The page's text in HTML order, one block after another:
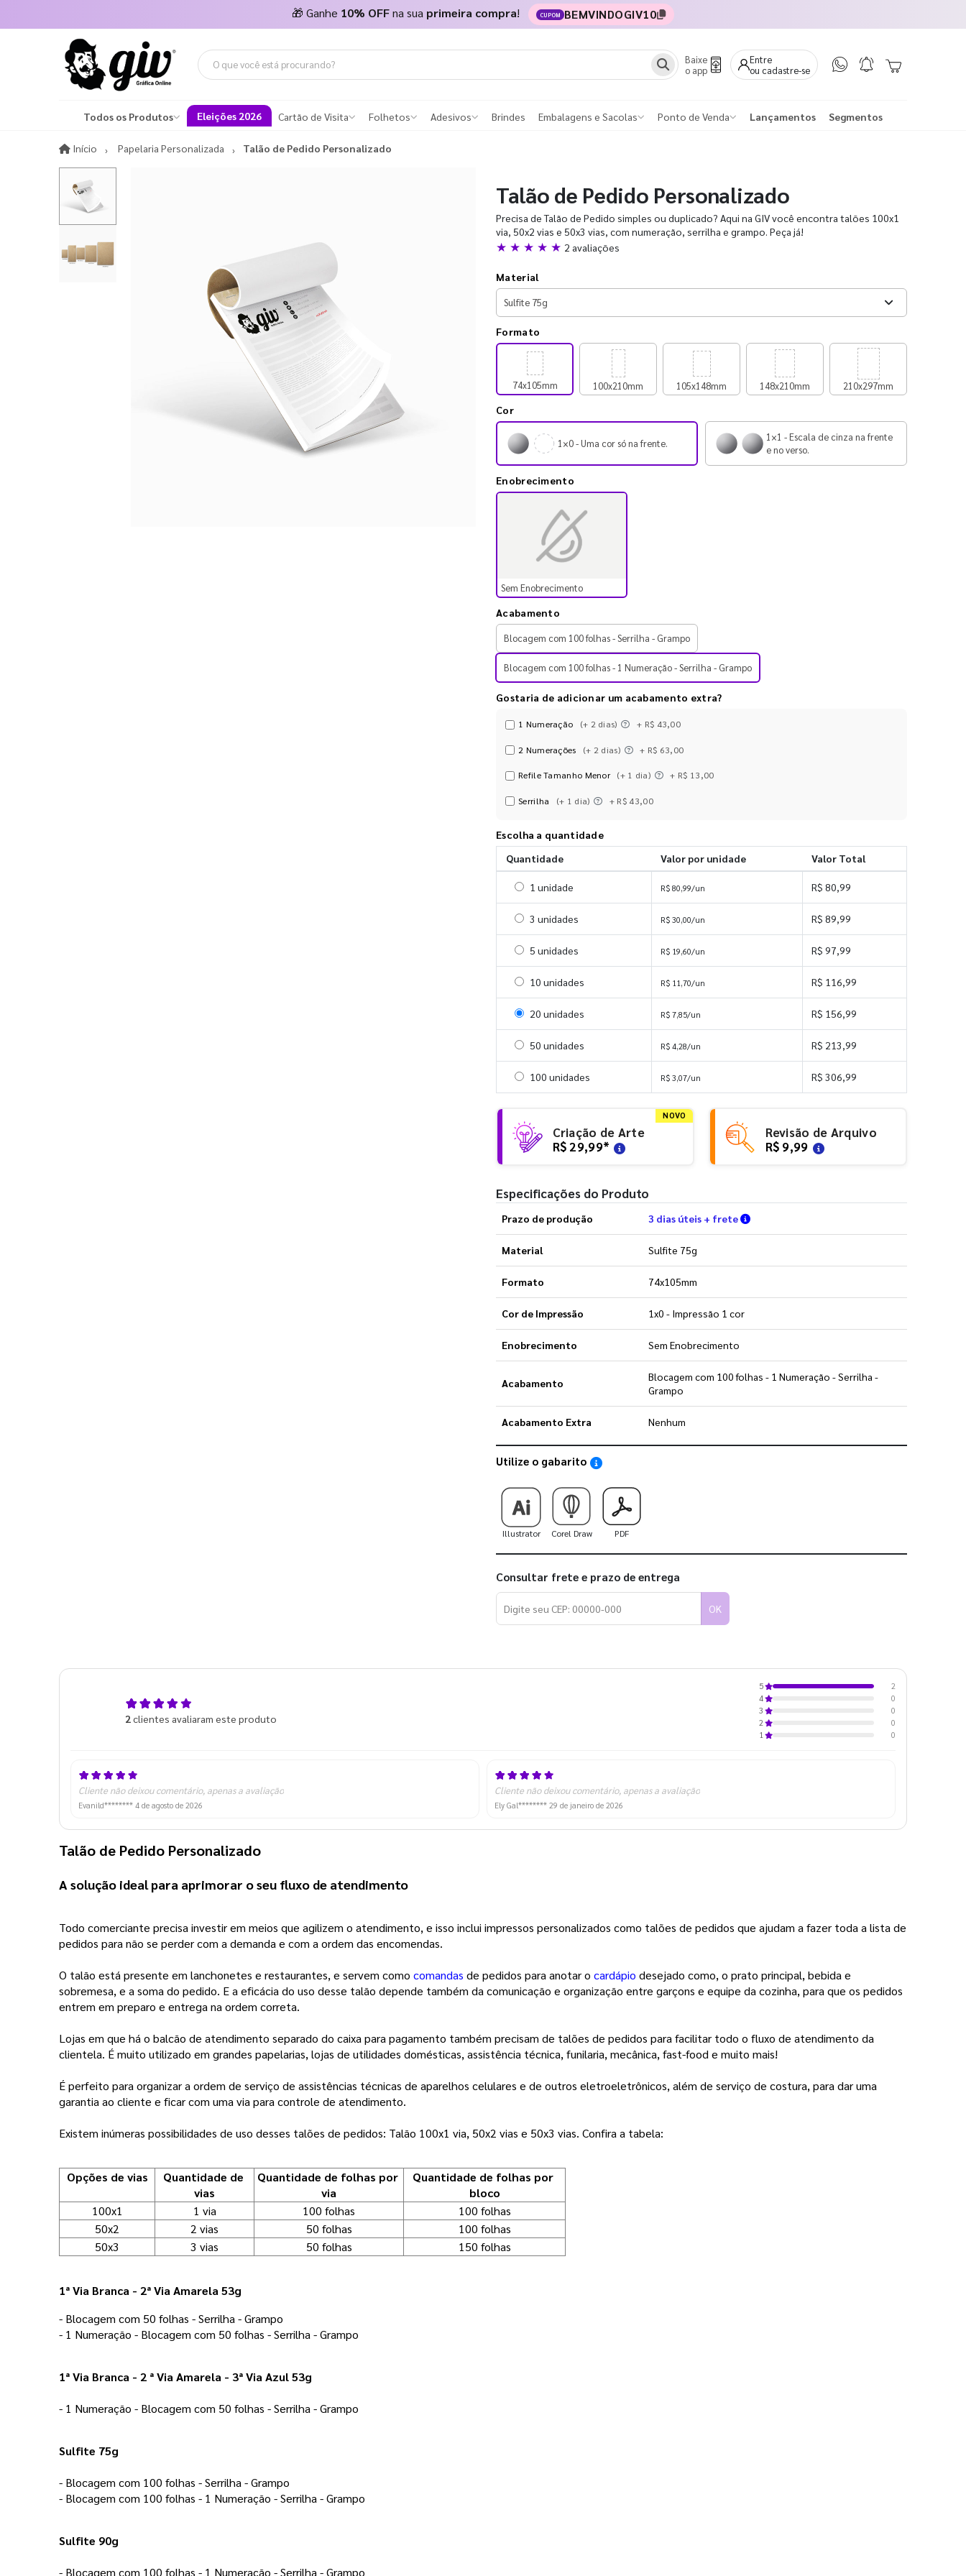
🎁 Ganhe 10% OFFna sua primeira compra! CUPOM BEMVINDOGIV10
Baixe
o app
Entre
ou cadastre-se
Todos os Produtos Eleições 2026 Cartão de Visita Folhetos Adesivos Brindes Embalagens e Sacolas Ponto de Venda Lançamentos Segmentos
Início InícioPapelaria Personalizada Talão de Pedido Personalizado
Talão de Pedido Personalizado
Precisa de Talão de Pedido simples ou duplicado? Aqui na GIV você encontra talões 100x1
via, 50x2 vias e 50x3 vias, com numeração, serrilha e grampo. Peça já!
★ ★ ★ ★ ★ 2 avaliações
Material
Formato
74x105mm 100x210mm 105x148mm 148x210mm 210x297mm
Cor
1×0 - Uma cor só na frente.
1×1 - Escala de cinza na frente
e no verso.
Enobrecimento
Sem Enobrecimento
Acabamento
Blocagem com 100 folhas - Serrilha - Grampo
Blocagem com 100 folhas - 1 Numeração - Serrilha - Grampo
Gostaria de adicionar um acabamento extra?
1 Numeração (+ 2 dias) + R$ 43,00
2 Numerações (+ 2 dias) + R$ 63,00
Refile Tamanho Menor (+ 1 dia) + R$ 13,00
Serrilha (+ 1 dia) + R$ 43,00
Escolha a quantidade
Quantidade
Valor por unidade Valor Total
Selecionar 1 unidade
1 unidade R$ 80,99/un R$ 80,99
Selecionar 3 unidades
3 unidades R$ 30,00/un R$ 89,99
Selecionar 5 unidades
5 unidades R$ 19,60/un R$ 97,99
Selecionar 10 unidades
10 unidades R$ 11,70/un R$ 116,99
Selecionar 20 unidades
20 unidades R$ 7,85/un R$ 156,99
Selecionar 50 unidades
50 unidades R$ 4,28/un R$ 213,99
Selecionar 100 unidades
100 unidades R$ 3,07/un R$ 306,99
NOVO
Criação de Arte
R$ 29,99*
Revisão de Arquivo
R$ 9,99
Especificações do Produto
Prazo de produção 3 dias úteis + frete Verifique as condições de entrega
Material Sulfite 75g
Formato 74x105mm
Cor de Impressão 1x0 - Impressão 1 cor
Enobrecimento Sem Enobrecimento
Acabamento
Blocagem com 100 folhas - 1 Numeração - Serrilha -
Grampo
Acabamento Extra Nenhum
Utilize o gabarito Saiba como utilizar os nossos gabaritos
Illustrator Corel Draw PDF
Consultar frete e prazo de entrega
OK
2clientes avaliaram este produto
5
2
4
0
3
0
2
0
1
0
Cliente não deixou comentário, apenas a avaliação
Evanild******** 4 de agosto de 2026
Cliente não deixou comentário, apenas a avaliação
Ely Gal******** 29 de janeiro de 2026
Talão de Pedido Personalizado
A solução ideal para aprimorar o seu fluxo de atendimento
Todo comerciante precisa investir em meios que agilizem o atendimento, e isso inclui impressos personalizados como talões de pedidos que ajudam a fazer toda a lista de
pedidos para não se perder com a demanda e com a ordem das encomendas.
O talão está presente em lanchonetes e restaurantes, e servem como comandas de pedidos para anotar o cardápio desejado como, o prato principal, bebida e
sobremesa, e a soma do pedido. E a eficácia do uso desse talão depende também da comunicação e organização entre garçons e equipe da cozinha, para que os pedidos
entrem em preparo e entrega na ordem correta.
Lojas em que há o balcão de atendimento separado do caixa para pagamento também precisam de talões de pedidos para facilitar todo o fluxo de atendimento da
clientela. É muito utilizado em grandes papelarias, lojas de utilidades domésticas, assistência técnica, funilaria, mecânica, fast-food e muito mais!
É perfeito para organizar a ordem de serviço de assistências técnicas de aparelhos celulares e de outros eletroeletrônicos, além de serviço de costura, para dar uma
garantia ao cliente e ficar com uma via para controle de atendimento.
Existem inúmeras possibilidades de uso desses talões de pedidos: Talão 100x1 via, 50x2 vias e 50x3 vias. Confira a tabela:
Opções de vias
Quantidade de
vias
Quantidade de folhas por
via
Quantidade de folhas por
bloco
100x1
1 via 100 folhas
100 folhas
50x2
2 vias 50 folhas
100 folhas
50x3
3 vias 50 folhas 150 folhas
1ª Via Branca - 2ª Via Amarela 53g
- Blocagem com 50 folhas - Serrilha - Grampo
- 1 Numeração - Blocagem com 50 folhas - Serrilha - Grampo
1ª Via Branca - 2 ª Via Amarela - 3ª Via Azul 53g
- 1 Numeração - Blocagem com 50 folhas - Serrilha - Grampo
Sulfite 75g
- Blocagem com 100 folhas - Serrilha - Grampo
- Blocagem com 100 folhas - 1 Numeração - Serrilha - Grampo
Sulfite 90g
- Blocagem com 100 folhas - 1 Numeração - Serrilha - Grampo